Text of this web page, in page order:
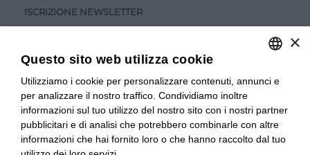
ISCRIZIONE NEWSLETTER
INVIA
ITALIAN
FRENCH
×
Questo sito web utilizza cookie
Utilizziamo i cookie per personalizzare contenuti, annunci e
per analizzare il nostro traffico. Condividiamo inoltre
informazioni sul tuo utilizzo del nostro sito con i nostri partner
pubblicitari e di analisi che potrebbero combinarle con altre
informazioni che hai fornito loro o che hanno raccolto dal tuo